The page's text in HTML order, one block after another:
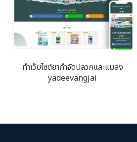
ทำเว็บไซต์ยากำจัดปลวกและแมลง
yadeevangjai